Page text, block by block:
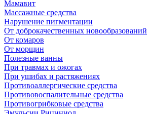
Мамавит
Массажные средства
Нарушение пигментации
От доброкачественных новообразований
От комаров
От морщин
Полезные ванны
При травмах и ожогах
При ушибах и растяжениях
Противоаллергические средства
Противовоспалительные средства
Противогрибковые средства